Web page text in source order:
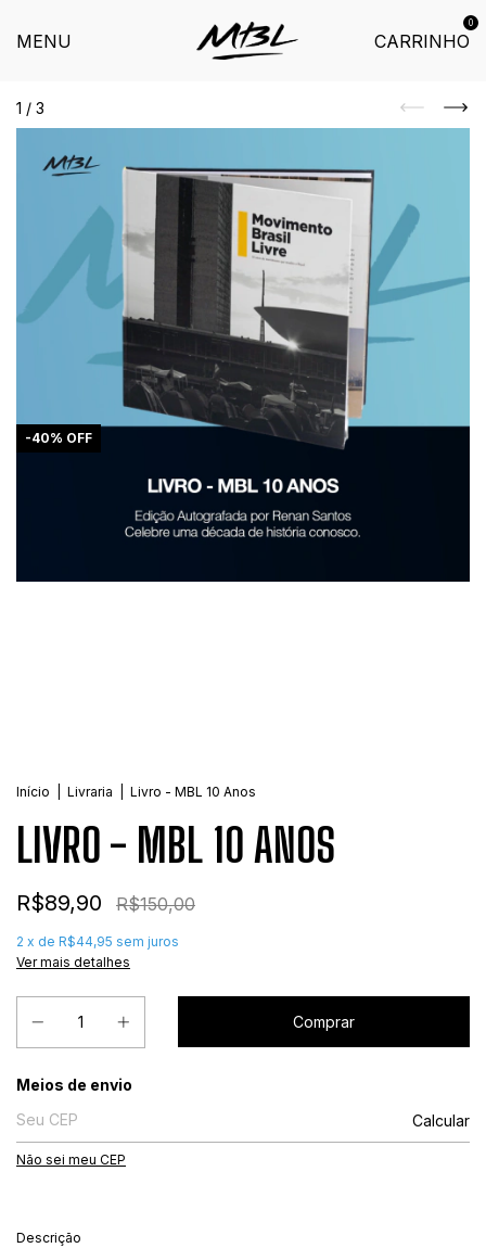
MENU CARRINHO
0
1 / 3
-40% OFF
Início Livraria Livro - MBL 10 Anos
LIVRO - MBL 10 ANOS
R$89,90 R$150,00
2 x de R$44,95 sem juros
Ver mais detalhes
Entregas para o CEP:
Meios de envio
Calcular
Não sei meu CEP
Descrição